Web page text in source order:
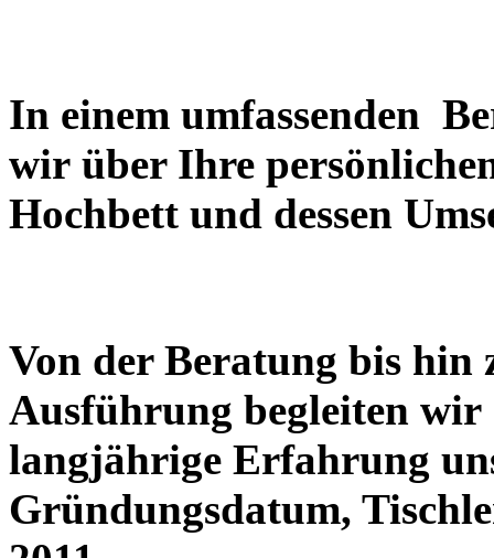
In einem umfassenden
wir über Ihre
Hochbett und dessen
Von der Beratung bis hin
Ausführung begleiten wir
langjährige Erfahrung
Gründungsdatum,